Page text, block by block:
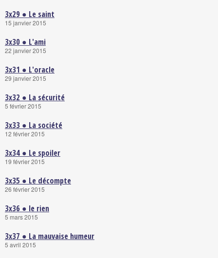
3x29 ● Le saint
15 janvier 2015
3x30 ● L'ami
22 janvier 2015
3x31 ● L'oracle
29 janvier 2015
3x32 ● La sécurité
5 février 2015
3x33 ● La société
12 février 2015
3x34 ● Le spoiler
19 février 2015
3x35 ● Le décompte
26 février 2015
3x36 ● le rien
5 mars 2015
3x37 ● La mauvaise humeur
5 avril 2015